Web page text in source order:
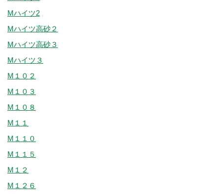
Mハイツ2
Mハイツ高砂２
Mハイツ高砂３
Mハイツ３
M１０２
M１０３
M１０８
M１１
M１１０
M１１５
M１２
M１２６